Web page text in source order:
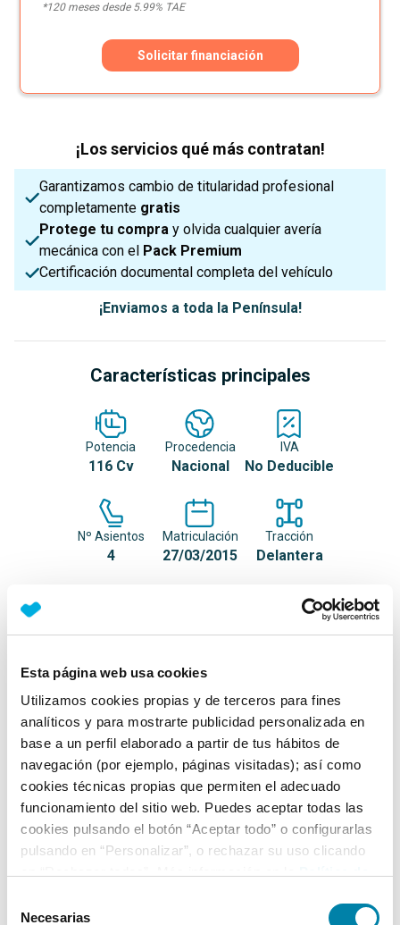
Esta página web usa cookies
Utilizamos cookies propias y de terceros para fines
analíticos y para mostrarte publicidad personalizada en
base a un perfil elaborado a partir de tus hábitos de
navegación (por ejemplo, páginas visitadas); así como
cookies técnicas propias que permiten el adecuado
funcionamiento del sitio web. Puedes aceptar todas las
cookies pulsando el botón “Aceptar todo” o configurarlas
pulsando en “Personalizar”, o rechazar su uso clicando
Necesarias
*120meses desde 5.99% TAE
Solicitar financiación
¡Los servicios qué más contratan!
Garantizamos cambio de titularidad profesional
completamente gratis
Protege tu compra y olvida cualquier avería
mecánica con el Pack Premium
Certificación documental completa del vehículo
¡Enviamos a toda la Península!
Características principales
Potencia
116 Cv
Procedencia
Nacional
IVA
No Deducible
Nº Asientos
4
Matriculación
27/03/2015
Tracción
Delantera
Detalles destacados
MINI Connected para terminales de Apple
Alumbrado LED de ambiente (naranja) para bolsas de
puerta y consola central
Luces de lectura delanteras LED
+ Ver todos
Ficha técnica
Exterior